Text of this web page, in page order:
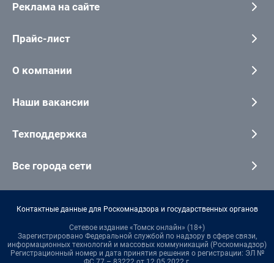
Реклама на сайте
Прайс-лист
О компании
Наши вакансии
Техподдержка
Все города сети
Контактные данные для Роскомнадзора и государственных органов
Сетевое издание «Томск онлайн» (18+)
Зарегистрировано Федеральной службой по надзору в сфере связи,
информационных технологий и массовых коммуникаций (Роскомнадзор)
Регистрационный номер и дата принятия решения о регистрации: ЭЛ №